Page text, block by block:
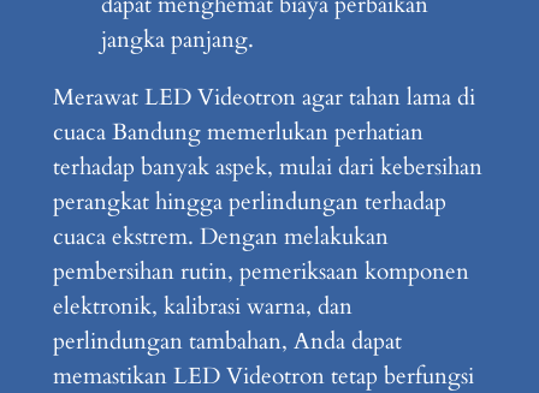
jangka panjang.
Merawat LED Videotron agar tahan lama di
cuaca Bandung memerlukan perhatian
terhadap banyak aspek, mulai dari kebersihan
perangkat hingga perlindungan terhadap
cuaca ekstrem. Dengan melakukan
pembersihan rutin, pemeriksaan komponen
elektronik, kalibrasi warna, dan
perlindungan tambahan, Anda dapat
memastikan LED Videotron tetap berfungsi